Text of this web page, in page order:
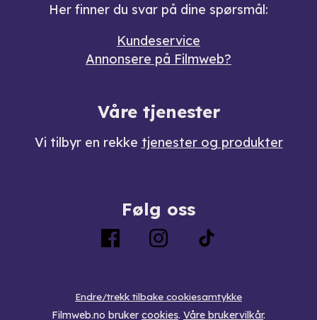
Her finner du svar på dine spørsmål:
Kundeservice
Annonsere på Filmweb?
Våre tjenester
Vi tilbyr en rekke tjenester og produkter
Følg oss
Endre/trekk tilbake cookiesamtykke
Filmweb.no bruker cookies. Våre brukervilkår.